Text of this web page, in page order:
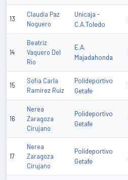
13
Claudia Paz
Noguero
Unicaja -
C.A.Toledo
14
Beatriz
Vaquero Del
Rio
E.A.
Majadahonda
15
Sofia Carla
Ramirez Ruiz
Polideportivo
Getafe
16
Nerea
Zaragoza
Cirujano
Polideportivo
Getafe
17
Nerea
Zaragoza
Cirujano
Polideportivo
Getafe